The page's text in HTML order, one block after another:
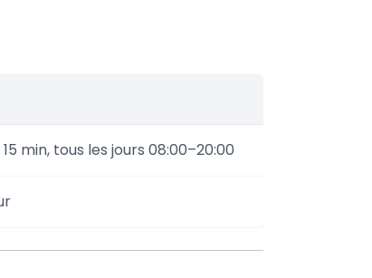
min, tous les jours 08:00–20:00